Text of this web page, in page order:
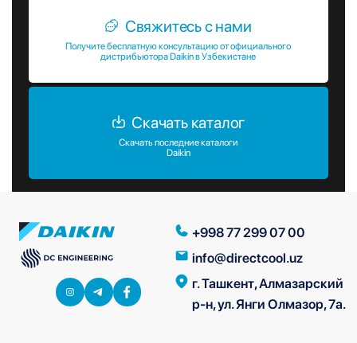
Свяжитесь с нами
Получите бесплатную консультацию от официального
дистрибьютора Daikin в Узбекистане
Скачать каталог
Скачать последние каталоги
Daikin
+998 77 299 07 00
info@directcool.uz
г. Ташкент, Алмазарский
р-н, ул. Янги Олмазор, 7а.